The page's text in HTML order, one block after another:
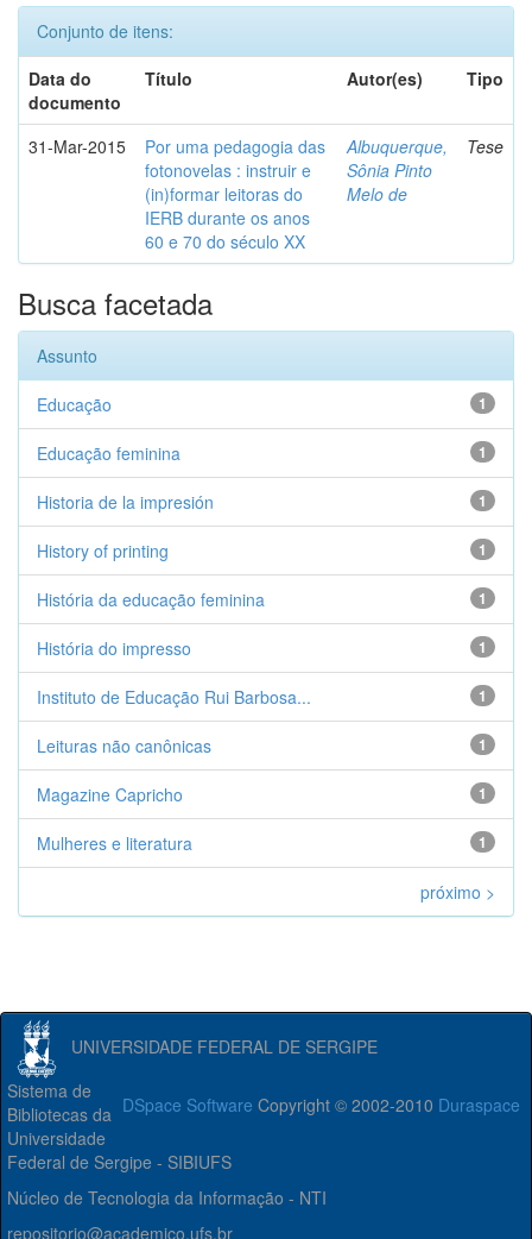
Conjunto de itens:
Data do
documento
Título Autor(es) Tipo
31-Mar-2015
Por uma pedagogia das
fotonovelas : instruir e
(in)formar leitoras do
IERB durante os anos
60 e 70 do século XX
Albuquerque,
Sônia Pinto
Melo de
Tese
Busca facetada
Assunto
1
Educação
1
Educação feminina
1
Historia de la impresión
1
History of printing
1
História da educação feminina
1
História do impresso
1
Instituto de Educação Rui Barbosa...
1
Leituras não canônicas
1
Magazine Capricho
1
Mulheres e literatura
próximo >
UNIVERSIDADE FEDERAL DE SERGIPE
DSpace Software Copyright © 2002-2010 Duraspace
Sistema de
Bibliotecas da
Universidade
Federal de Sergipe - SIBIUFS
Núcleo de Tecnologia da Informação - NTI
repositorio@academico.ufs.br